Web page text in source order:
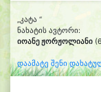
„კატა “
ნახატის ავტორი:
იოანე ჟორჟოლიანი
დაამატე შენი